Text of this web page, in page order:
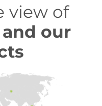
view of
our